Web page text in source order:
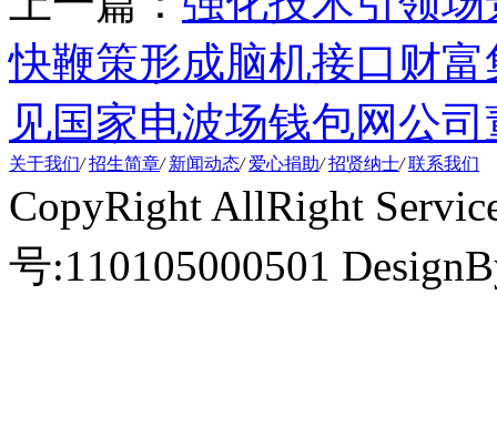
快鞭策形成脑机接口财富
见国家电波场钱包网公
关于我们/ 招生简章/ 新闻动态/ 爱心捐助/ 招贤纳士/ 联系我们
CopyRight AllRight
号:110105000501